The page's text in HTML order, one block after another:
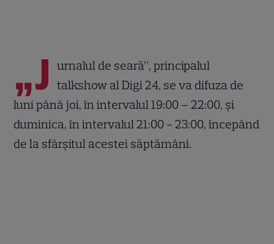
„J
urnalul de seară”, principalul
talkshow al Digi 24, se va difuza de
luni până joi, în intervalul 19:00 – 22:00, și
duminica, în intervalul 21:00 - 23:00, începând
de la sfârșitul acestei săptămâni.